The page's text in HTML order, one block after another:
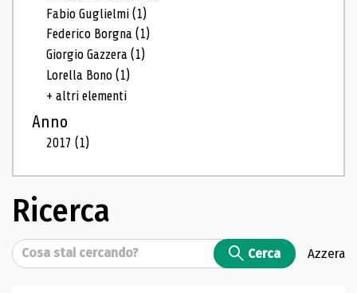
Fabio Guglielmi(1)
Federico Borgna(1)
Giorgio Gazzera(1)
Lorella Bono(1)
+ altri elementi
Anno
2017(1)
Ricerca
Cerca Cerca Azzera